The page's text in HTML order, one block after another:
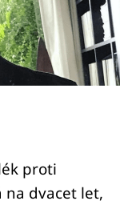
proti
na dvacet let,